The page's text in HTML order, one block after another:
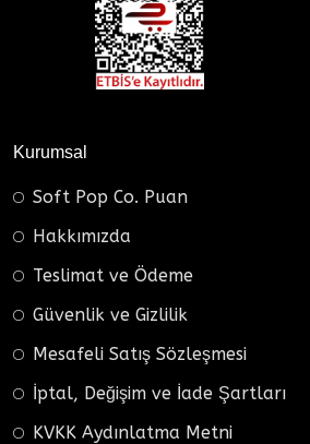
Kurumsal
Soft Pop Co. Puan
Hakkımızda
Teslimat ve Ödeme
Güvenlik ve Gizlilik
Mesafeli Satış Sözleşmesi
İptal, Değişim ve İade Şartları
KVKK Aydınlatma Metni